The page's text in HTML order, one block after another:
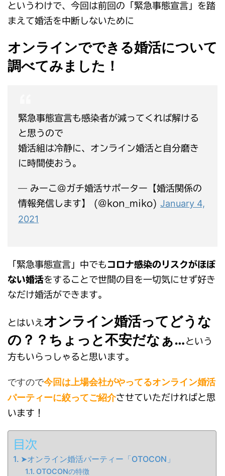
というわけで、今回は前回の「緊急事態宣言」を踏
まえて婚活を中断しないために
オンラインでできる婚活について
調べてみました！
緊急事態宣言も感染者が減ってくれば解ける
と思うので
婚活組は冷静に、オンライン婚活と自分磨き
に時間使おう。
— みーこ@ガチ婚活サポーター【婚活関係の
情報発信します】 (@kon_miko) January 4,
2021
「緊急事態宣言」中でも コロナ感染のリスクがほぼ
ない婚活をすることで世間の目を一切気にせず好き
なだけ婚活ができます。
とはいえ オンライン婚活ってどうな
の？？ちょっと不安だなぁ… という
方もいらっしゃると思います。
ですので今回は上場会社がやってるオンライン婚活
パーティーに絞ってご紹介させていただければと思
います！
目次
➤オンライン婚活パーティー「OTOCON」
OTOCONの特徴